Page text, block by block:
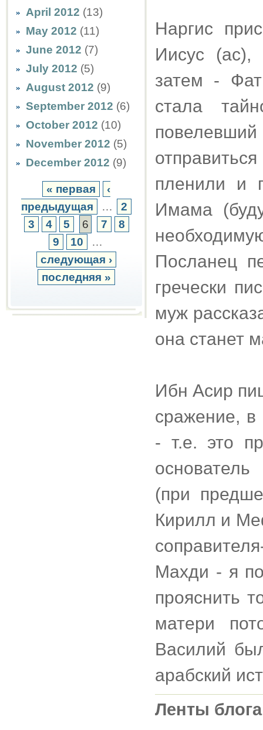
April 2012 (13)
May 2012 (11)
June 2012 (7)
July 2012 (5)
August 2012 (9)
September 2012 (6)
October 2012 (10)
November 2012 (5)
December 2012 (9)
« первая
‹
предыдущая
…
2
3
4 5 6 7
8
9
10
…
следующая ›
последняя »
Наргис
Иисус
затем -
стала
пленили и
Имама
Посланец
гречески
муж
она станет
Ибн Асир
сражение, в
- т.е. это
(при
Кирилл и
Махди - я
прояснить
матери
Василий
арабский
Ленты